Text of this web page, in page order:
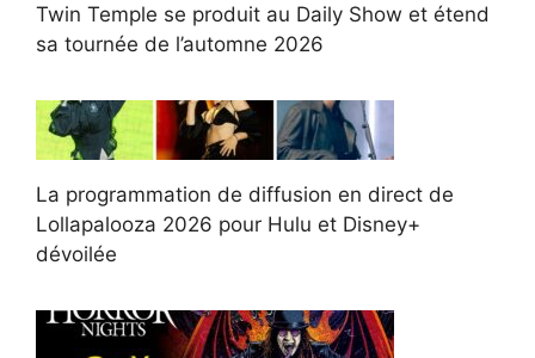
Twin Temple se produit au Daily Show et étend
sa tournée de l’automne 2026
La programmation de diffusion en direct de
Lollapalooza 2026 pour Hulu et Disney+
dévoilée